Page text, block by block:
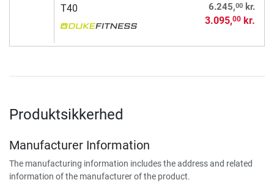
T40
6.245,00kr.
3.095,00kr.
Produktsikkerhed
Manufacturer Information
The manufacturing information includes the address and related
information of the manufacturer of the product.